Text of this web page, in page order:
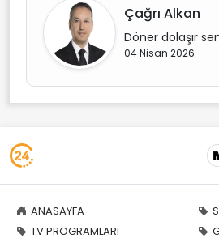
Çağrı Alkan
Döner dolaşır
04 Nisan 2026
ANASAYFA
TV PROGRAMLARI